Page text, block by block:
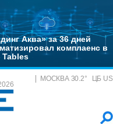
Аква» за 36 дней
комплаенс в
Tables
МОСКВА 30.2° ЦБ